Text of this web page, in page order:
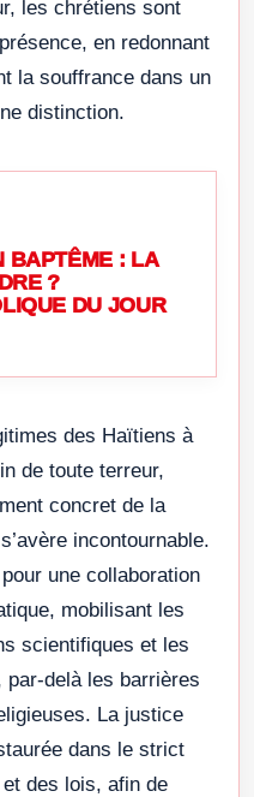
les chrétiens sont
en redonnant
la souffrance dans un
distinction.
BAPTÊME : LA
?
DU JOUR
des Haïtiens à
de toute terreur,
concret de la
incontournable.
une collaboration
mobilisant les
scientifiques et les
delà les barrières
La justice
dans le strict
des lois, afin de